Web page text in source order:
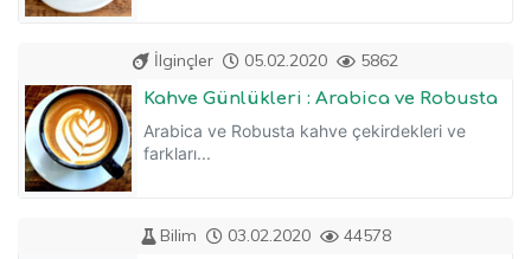
İlginçler 05.02.2020 5862
Kahve Günlükleri : Arabica ve Robusta
Arabica ve Robusta kahve çekirdekleri ve
farkları...
Bilim 03.02.2020 44578